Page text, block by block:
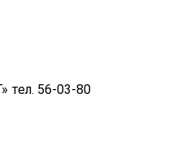
тел. 56-03-80